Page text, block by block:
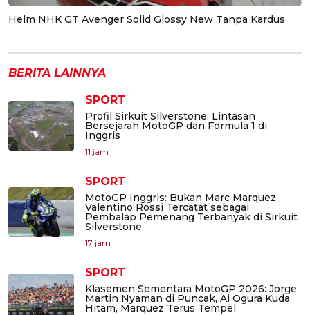
Helm NHK GT Avenger Solid Glossy New Tanpa Kardus
BERITA LAINNYA
SPORT
Profil Sirkuit Silverstone: Lintasan
Bersejarah MotoGP dan Formula 1 di
Inggris
11 jam
SPORT
MotoGP Inggris: Bukan Marc Marquez,
Valentino Rossi Tercatat sebagai
Pembalap Pemenang Terbanyak di Sirkuit
Silverstone
17 jam
SPORT
Klasemen Sementara MotoGP 2026: Jorge
Martin Nyaman di Puncak, Ai Ogura Kuda
Hitam, Marquez Terus Tempel